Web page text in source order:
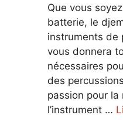
Que vous
batterie, le
instruments de
vous donnera
nécessaires
des
passion pour la
l’instrument …